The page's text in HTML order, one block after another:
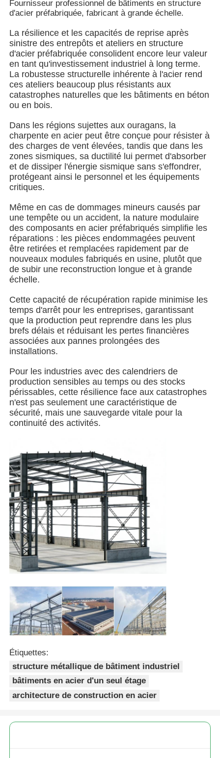
A propos de nous
Visite d'usine
Contrôle de la qualité
Contact
nouvelles
Tous les cas
Demande de soumission
Bâtiment de structure en acier
Atelier de structure en acier
entrepôt de structures en acier
Entrepôt de structures en acier
Structure métallique lourde
Pont de structure en acier
Poulailler à structure métallique
Structure en acier à plusieurs étages
Structure en acier industriel
Bâtiment public en acier
Structure de l'acier commercial
Structure en acier préfabriqué
Fournisseur professionnel de bâtiments en structure
d'acier préfabriquée, fabricant à grande échelle.
La résilience et les capacités de reprise après
sinistre des entrepôts et ateliers en structure
d'acier préfabriquée consolident encore leur valeur
en tant qu'investissement industriel à long terme.
La robustesse structurelle inhérente à l'acier rend
ces ateliers beaucoup plus résistants aux
catastrophes naturelles que les bâtiments en béton
ou en bois.
Dans les régions sujettes aux ouragans, la
charpente en acier peut être conçue pour résister à
des charges de vent élevées, tandis que dans les
zones sismiques, sa ductilité lui permet d'absorber
et de dissiper l'énergie sismique sans s'effondrer,
protégeant ainsi le personnel et les équipements
critiques.
Même en cas de dommages mineurs causés par
une tempête ou un accident, la nature modulaire
des composants en acier préfabriqués simplifie les
réparations : les pièces endommagées peuvent
être retirées et remplacées rapidement par de
nouveaux modules fabriqués en usine, plutôt que
de subir une reconstruction longue et à grande
échelle.
Cette capacité de récupération rapide minimise les
temps d'arrêt pour les entreprises, garantissant
que la production peut reprendre dans les plus
brefs délais et réduisant les pertes financières
associées aux pannes prolongées des
installations.
Pour les industries avec des calendriers de
production sensibles au temps ou des stocks
périssables, cette résilience face aux catastrophes
n'est pas seulement une caractéristique de
sécurité, mais une sauvegarde vitale pour la
continuité des activités.
Étiquettes:
structure métallique de bâtiment industriel
bâtiments en acier d'un seul étage
architecture de construction en acier